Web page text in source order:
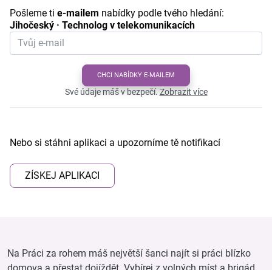
Pošleme ti e-mailem nabídky podle tvého hledání:
Jihočeský · Technolog v telekomunikacích
CHCI NABÍDKY E-MAILEM
Své údaje máš v bezpečí.Zobrazit více
Nebo si stáhni aplikaci a upozorníme tě notifikací
ZÍSKEJ APLIKACI
Na Práci za rohem máš největší šanci najít si práci blízko
domova a přestat dojíždět. Vybírej z volných míst a brigád